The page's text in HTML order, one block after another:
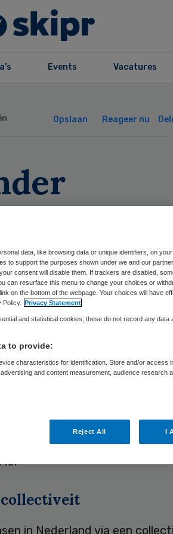
Events Vacatures
Opslaan Reageer nu
oktober 2024,13:16
is opnieuw
werkgever. Het aantal is
opzichte van 2023 en met
in Nederland via een
data, like browsing data or unique identifiers, on your
to support the purposes shown under we and our
consent will disable them. If trackers are disabled,
can resurface this menu to change your choices or
on the bottom of the webpage. Your choices will have
Privacy Statement
and statistical cookies, these do not record any data
to provide:
characteristics for identification. Store and/or access
and content measurement, audience research
Reject All I